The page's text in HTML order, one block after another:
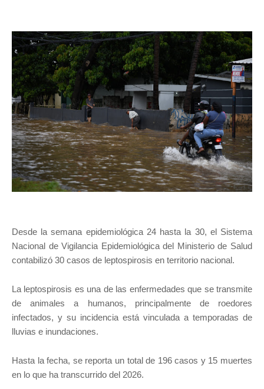
Desde la semana epidemiológica 24 hasta la 30, el Sistema
Nacional de Vigilancia Epidemiológica del Ministerio de Salud
contabilizó 30 casos de leptospirosis en territorio nacional.
La leptospirosis es una de las enfermedades que se transmite
de animales a humanos, principalmente de roedores
infectados, y su incidencia está vinculada a temporadas de
lluvias e inundaciones.
Hasta la fecha, se reporta un total de 196 casos y 15 muertes
en lo que ha transcurrido del 2026.